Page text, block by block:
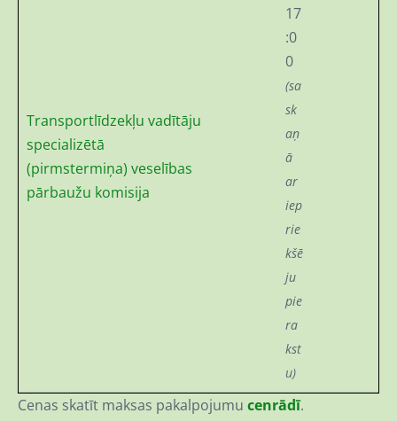
Transportlīdzekļu vadītāju
specializētā
(pirmstermiņa) veselības
pārbaužu komisija
17
:0
0
(sa
sk
aņ
ā
ar
iep
rie
kšē
ju
pie
ra
kst
u)
Cenas skatīt maksas pakalpojumu cenrādī.